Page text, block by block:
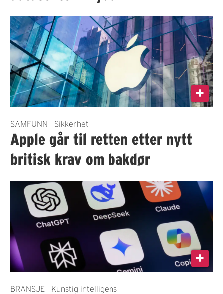
SAMFUNN | Sikkerhet
Apple går til retten etter nytt
britisk krav om bakdør
BRANSJE | Kunstig intelligens